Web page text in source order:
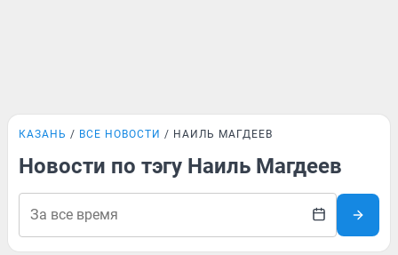
КАЗАНЬ ВСЕ НОВОСТИ НАИЛЬ МАГДЕЕВ
Новости по тэгу Наиль Магдеев